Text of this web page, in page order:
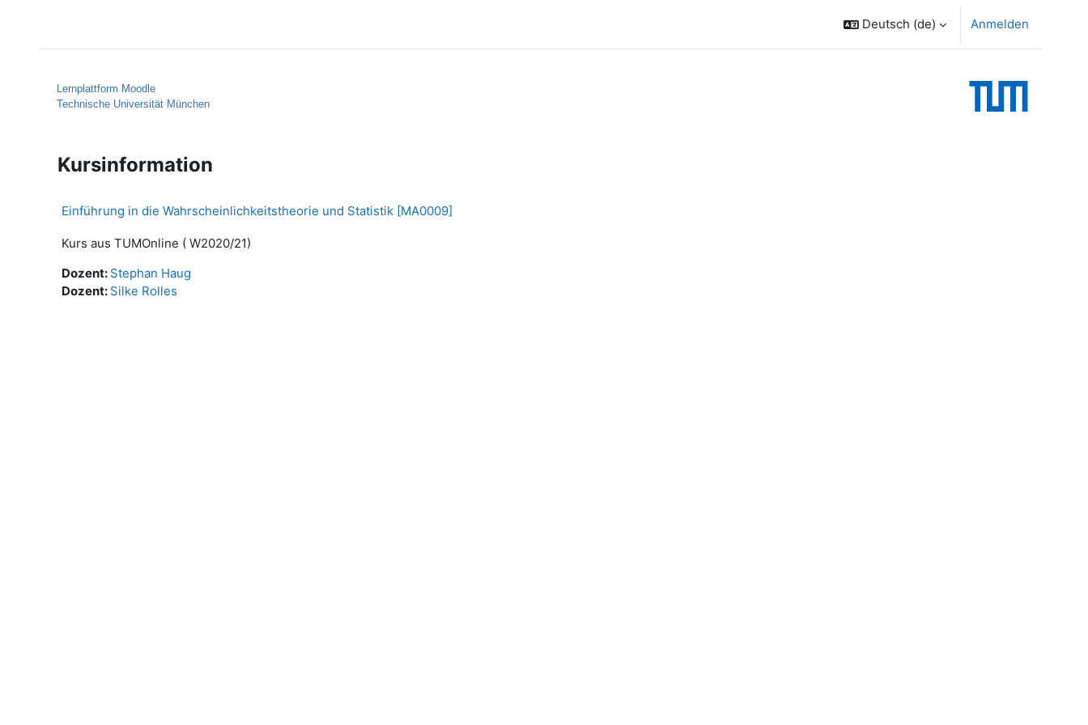
Deutsch ‎(de)‎ Anmelden
Lernplattform Moodle
Technische Universität München
Kursinformation
Einführung in die Wahrscheinlichkeitstheorie und Statistik [MA0009]
Kurs aus TUMOnline ( W2020/21)
Dozent: Stephan Haug
Dozent: Silke Rolles